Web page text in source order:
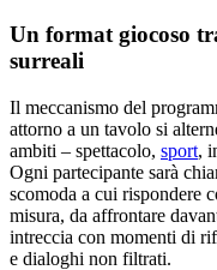
Un format giocoso
surreali
Il meccanismo del
attorno a un tavolo si
ambiti – spettacolo, sport,
Ogni partecipante sarà
scomoda a cui rispondere
misura, da affrontare
intreccia con momenti di
e dialoghi non filtrati.